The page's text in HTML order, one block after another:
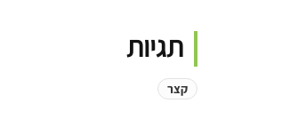
תגיות
קצר